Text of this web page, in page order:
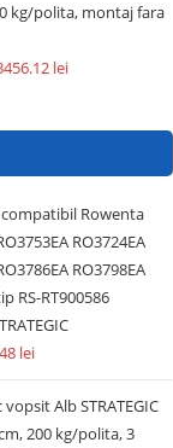
kg/polita, montaj fara
lei
Rowenta
RO3724EA
RO3798EA
RS-RT900586
lei
Alb STRATEGIC
200 kg/polita, 3